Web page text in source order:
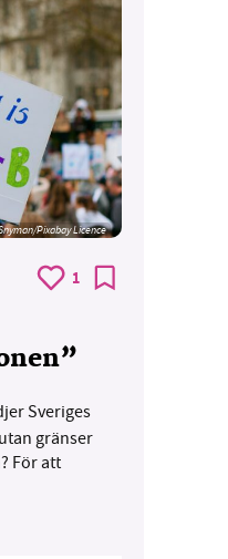
Pixabay Licence
1
Sveriges
gränser
För att